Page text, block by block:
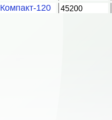
Компакт-120 45200